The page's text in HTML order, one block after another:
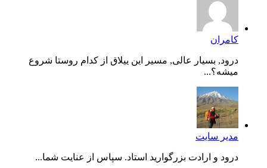
کامران
درود, بسیار عالی, مسیر این ییلاق از کدام روستا شروع
میشه؟...
مدیر سایت
درود و ارادت بزرگوارید استاد. سپاس از عنایت شما...